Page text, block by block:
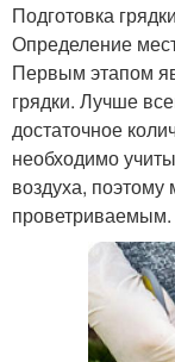
Подготовка
Определение
Первым этапом
грядки. Лучше
достаточное
необходимо
воздуха,
проветриваемым.